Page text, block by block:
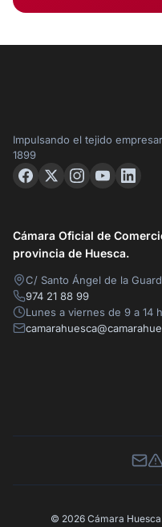
Impulsando el tejido
1899
Cámara Oficial de
provincia de Huesca.
C/ Santo Ángel de la
974 21 88 99
Lunes a viernes de 9 a 14 h
© 2026 Cámara